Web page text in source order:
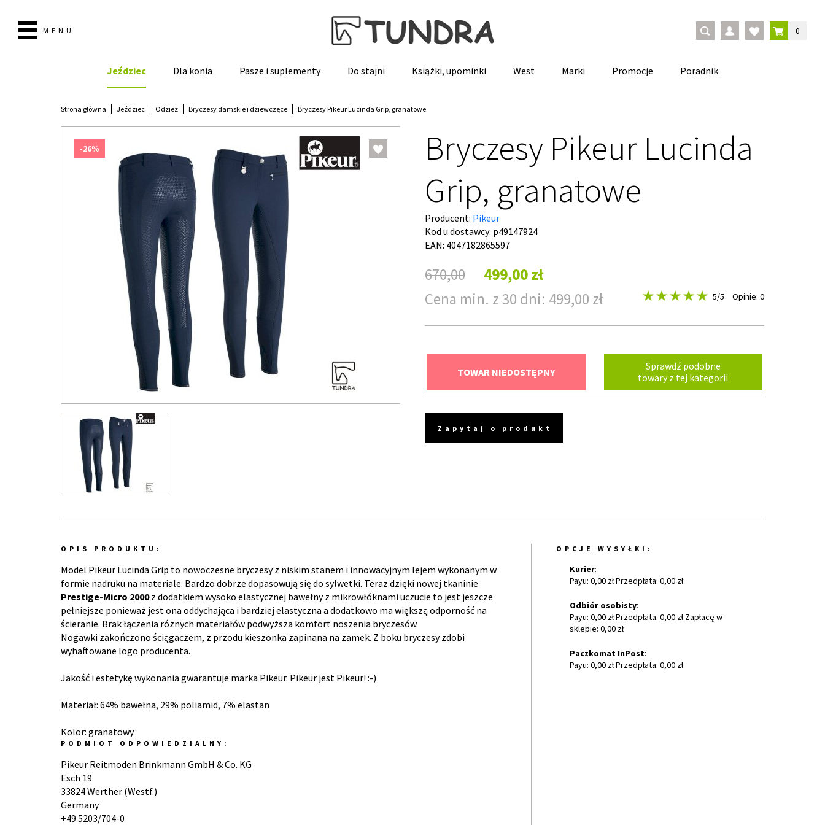
MENU 0
Jeździec Dla konia Pasze i suplementy Do stajni Książki, upominki West Marki Promocje Poradnik
Strona główna Jeździec Odzież Bryczesy damskie i dziewczęce Bryczesy Pikeur Lucinda Grip, granatowe
-26%
Bryczesy Pikeur Lucinda
Grip, granatowe
Producent: Pikeur
Kod u dostawcy: p49147924
EAN: 4047182865597
670,00
499,00 zł
Cena min. z 30 dni: 499,00 zł
5/5 Opinie: 0
TOWAR NIEDOSTĘPNY
Sprawdź podobne
towary z tej kategorii
Zapytaj o produkt
OPIS PRODUKTU:
Model Pikeur Lucinda Grip to nowoczesne bryczesy z niskim stanem i innowacyjnym lejem wykonanym w
formie nadruku na materiale. Bardzo dobrze dopasowują się do sylwetki. Teraz dzięki nowej tkaninie
Prestige-Micro 2000z dodatkiem wysoko elastycznej bawełny z mikrowłóknami uczucie to jest jeszcze
pełniejsze ponieważ jest ona oddychająca i bardziej elastyczna a dodatkowo ma większą odporność na
ścieranie. Brak łączenia różnych materiałów podwyższa komfort noszenia bryczesów.
Nogawki zakończono ściągaczem, z przodu kieszonka zapinana na zamek. Z boku bryczesy zdobi
wyhaftowane logo producenta.
Jakość i estetykę wykonania gwarantuje marka Pikeur. Pikeur jest Pikeur! :-)
Materiał: 64% bawełna, 29% poliamid, 7% elastan
Kolor: granatowy
PODMIOT ODPOWIEDZIALNY:
Pikeur Reitmoden Brinkmann GmbH & Co. KG
Esch 19
33824 Werther (Westf.)
Germany
+49 5203/704-0
OPCJE WYSYŁKI:
Kurier:
Payu: 0,00 zł Przedpłata: 0,00 zł
Odbiór osobisty:
Payu: 0,00 zł Przedpłata: 0,00 zł Zapłacę w
sklepie: 0,00 zł
Paczkomat InPost:
Payu: 0,00 zł Przedpłata: 0,00 zł